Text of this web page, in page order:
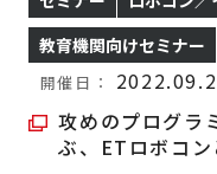
教育機関向けセミナー
開催日：
攻めのプログラ
ぶ、ETロボコン